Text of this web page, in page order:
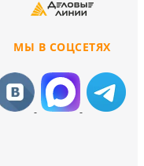
МЫ В СОЦСЕТЯХ